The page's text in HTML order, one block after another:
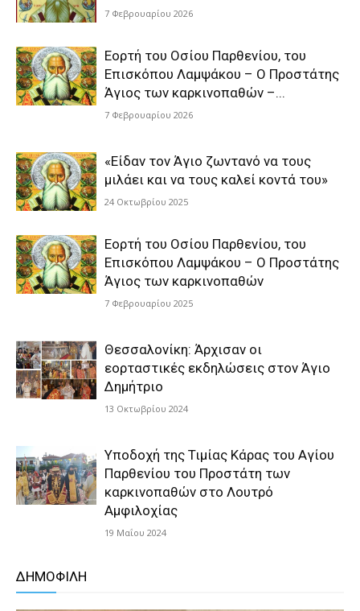
7 Φεβρουαρίου 2026
Εορτή του Οσίου Παρθενίου, του
Επισκόπου Λαμψάκου – Ο Προστάτης
Άγιος των καρκινοπαθών –...
7 Φεβρουαρίου 2026
«Είδαν τον Άγιο ζωντανό να τους
μιλάει και να τους καλεί κοντά του»
24 Οκτωβρίου 2025
Εορτή του Οσίου Παρθενίου, του
Επισκόπου Λαμψάκου – Ο Προστάτης
Άγιος των καρκινοπαθών
7 Φεβρουαρίου 2025
Θεσσαλονίκη: Άρχισαν οι
εορταστικές εκδηλώσεις στον Άγιο
Δημήτριο
13 Οκτωβρίου 2024
Υποδοχή της Τιμίας Κάρας του Αγίου
Παρθενίου του Προστάτη των
καρκινοπαθών στο Λουτρό
Αμφιλοχίας
19 Μαΐου 2024
ΔΗΜΟΦΙΛΗ